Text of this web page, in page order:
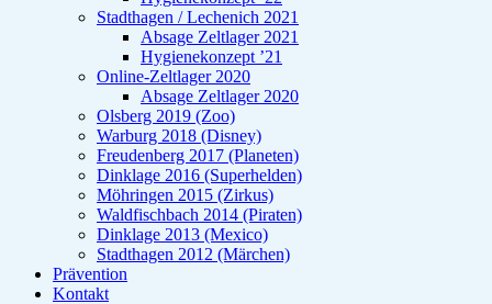
Stadthagen / Lechenich 2021
Absage Zeltlager 2021
Hygienekonzept ’21
Online-Zeltlager 2020
Absage Zeltlager 2020
Olsberg 2019 (Zoo)
Warburg 2018 (Disney)
Freudenberg 2017 (Planeten)
Dinklage 2016 (Superhelden)
Möhringen 2015 (Zirkus)
Waldfischbach 2014 (Piraten)
Dinklage 2013 (Mexico)
Stadthagen 2012 (Märchen)
Prävention
Kontakt